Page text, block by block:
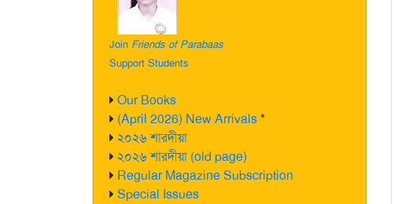
Join Friends of Parabaas
Support Students
Our Books
(April 2026) New Arrivals*
২০২৬ শারদীয়া
২০২৬ শারদীয়া (old page)
Regular Magazine Subscription
Special Issues